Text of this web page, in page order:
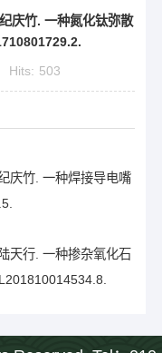
庆竹. 一种氮化钛弥散
Hits: 503
庆竹. 一种焊接导电嘴
天行. 一种掺杂氧化石